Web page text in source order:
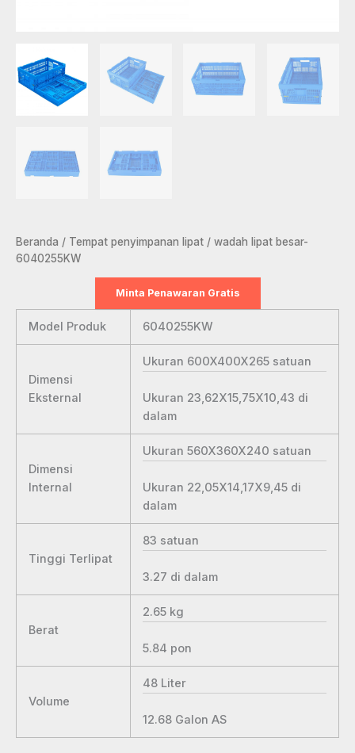
Beranda / Tempat penyimpanan lipat / wadah lipat besar-
6040255KW
Minta Penawaran Gratis
Model Produk 6040255KW
Dimensi
Eksternal
Ukuran 600X400X265 satuan
Ukuran 23,62X15,75X10,43 di
dalam
Dimensi
Internal
Ukuran 560X360X240 satuan
Ukuran 22,05X14,17X9,45 di
dalam
Tinggi Terlipat
83 satuan
3.27 di dalam
Berat
2.65 kg
5.84 pon
Volume
48 Liter
12.68 Galon AS